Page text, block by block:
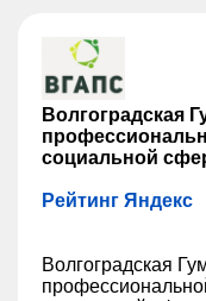
Волгоградская
социальной
Рейтинг Яндекс
Волгоградская